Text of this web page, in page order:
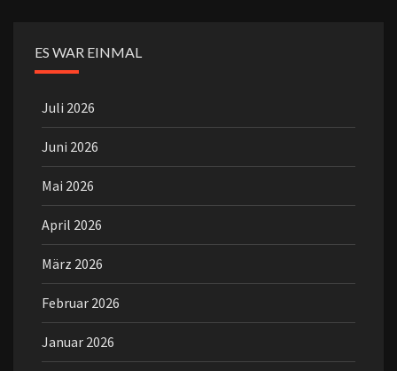
ES WAR EINMAL
Juli 2026
Juni 2026
Mai 2026
April 2026
März 2026
Februar 2026
Januar 2026